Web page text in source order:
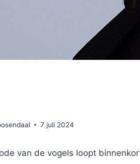
7 juli 2024
van de vogels loopt